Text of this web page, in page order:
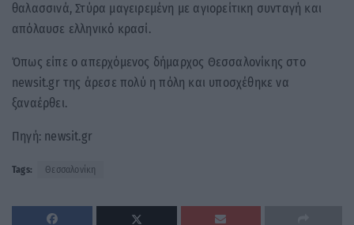
θαλασσινά, Στύρα μαγειρεμένη με αγιορείτικη συνταγή και
απόλαυσε ελληνικό κρασί.
Όπως είπε ο απερχόμενος δήμαρχος Θεσσαλονίκης στο
newsit.gr της άρεσε πολύ η πόλη και υποσχέθηκε να
ξαναέρθει.
Πηγή: newsit.gr
Tags: Θεσσαλονίκη